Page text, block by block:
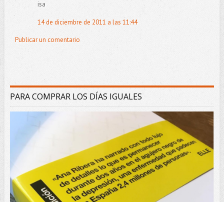
isa
14 de diciembre de 2011 a las 11:44
Publicar un comentario
PARA COMPRAR LOS DÍAS IGUALES